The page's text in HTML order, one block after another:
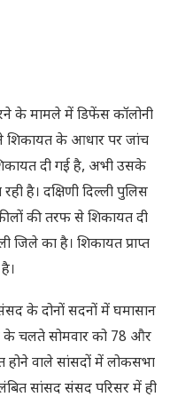
के मामले में डिफेंस कॉलोनी
शिकायत के आधार पर जांच
दी गई है, अभी उसके
है। दक्षिणी दिल्ली पुलिस
की तरफ से शिकायत दी
जिले का है। शिकायत प्राप्त
के दोनों सदनों में घमासान
के चलते सोमवार को 78 और
होने वाले सांसदों में लोकसभा
सांसद संसद परिसर में ही